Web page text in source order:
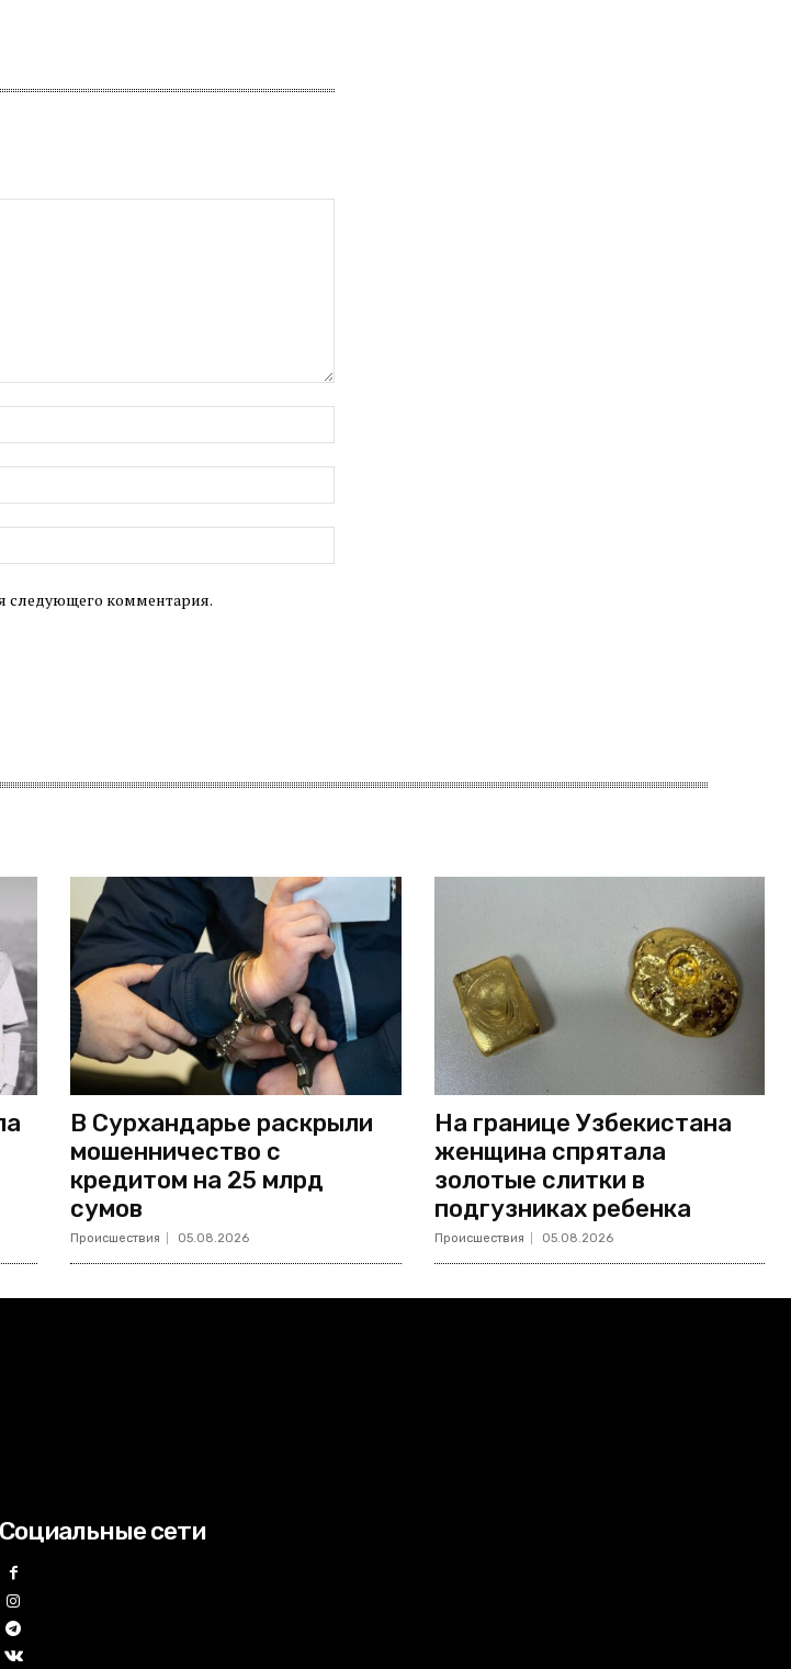
почта:*
Сайт:
следующего комментария.
В Сурхандарье раскрыли
мошенничество с
кредитом на 25 млрд
сумов
Происшествия 05.08.2026
На границе Узбекистана
женщина спрятала
золотые слитки в
подгузниках ребенка
Происшествия 05.08.2026
Социальные сети